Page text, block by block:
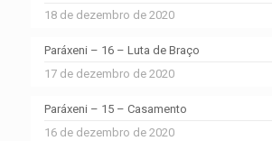
18 de dezembro de 2020
Paráxeni – 16 – Luta de Braço
17 de dezembro de 2020
Paráxeni – 15 – Casamento
16 de dezembro de 2020